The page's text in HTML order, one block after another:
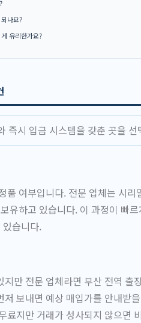
나요?
유리한가요?
즉시 입금 시스템을 갖춘 곳을
품 여부입니다. 전문 업체는 시
유하고 있습니다. 이 과정이 빠
습니다.
만 전문 업체라면 부산 전역 출
보내면 예상 매입가를 안내받
료지만 거래가 성사되지 않으면